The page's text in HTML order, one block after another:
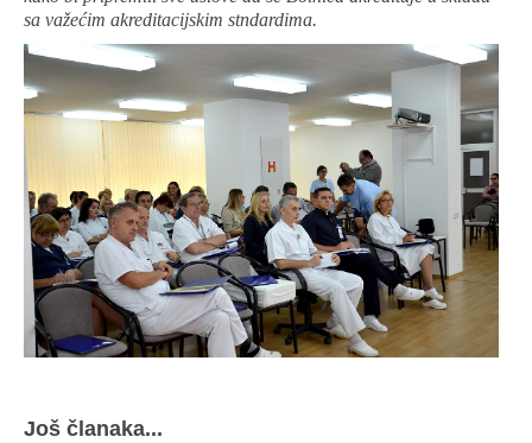
sa važećim akreditacijskim stndardima.
Još članaka...